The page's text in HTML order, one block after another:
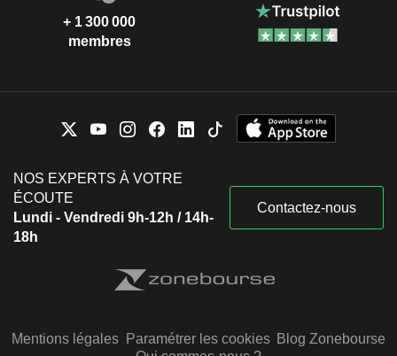
+ 1 300 000
membres
NOS EXPERTS À VOTRE
ÉCOUTE
Lundi - Vendredi 9h-12h / 14h-
18h
Contactez-nous
Mentions légales Paramétrer les cookies Blog Zonebourse